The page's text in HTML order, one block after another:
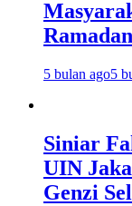
Ramadan
5 bulan ago5
Siniar
UIN
Genzi